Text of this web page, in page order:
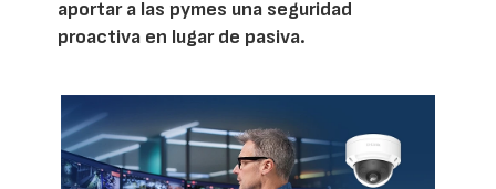
aportar a las pymes una seguridad
proactiva en lugar de pasiva.